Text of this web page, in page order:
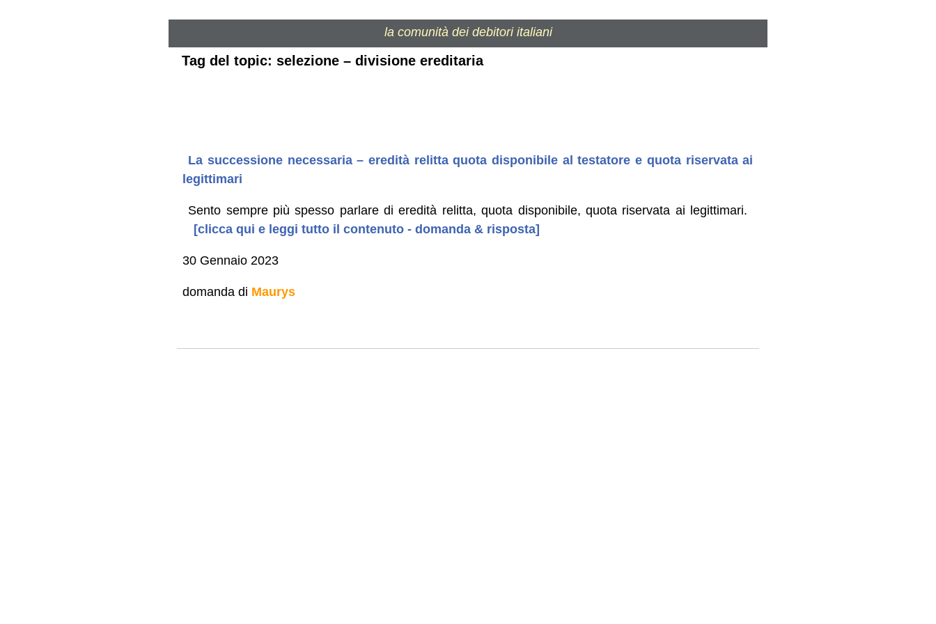
la comunità dei debitori italiani
Tag del topic: selezione – divisione ereditaria
La successione necessaria – eredità relitta quota disponibile al testatore e quota riservata ai
legittimari
Sento sempre più spesso parlare di eredità relitta, quota disponibile, quota riservata ai legittimari.
[clicca qui e leggi tutto il contenuto - domanda & risposta]
30 Gennaio 2023
domanda di Maurys